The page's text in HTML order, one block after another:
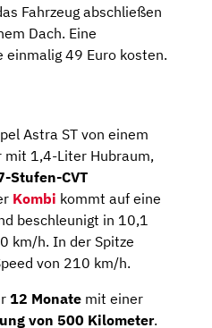
Fahrzeug abschließen
Dach. Eine
einmalig 49 Euro kosten.
Astra ST von einem
1,4-Liter Hubraum,
Stufen-CVT
Kombi kommt auf eine
beschleunigt in 10,1
km/h. In der Spitze
von 210 km/h.
12 Monate mit einer
von 500 Kilometer.